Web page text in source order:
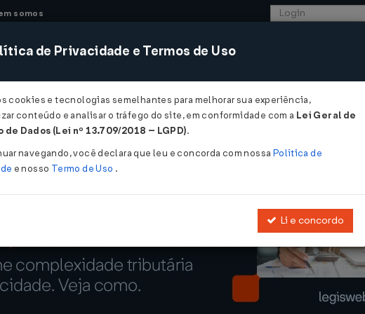
somos
CONSULTORIA SISTEMAS COMÉRCIO EXTERIOR
mi com multas a contribuintes ...
multas a contribuintes
de Privacidade e Termos de Uso
cookies e tecnologias semelhantes para melhorar sua experiência,
conteúdo e analisar o tráfego do site, em conformidade com a Lei Geral de
de Dados (Lei nº 13.709/2018 – LGPD).
navegando, você declara que leu e concorda com nossa Política de
e nosso Termo de Uso .
Li e concordo